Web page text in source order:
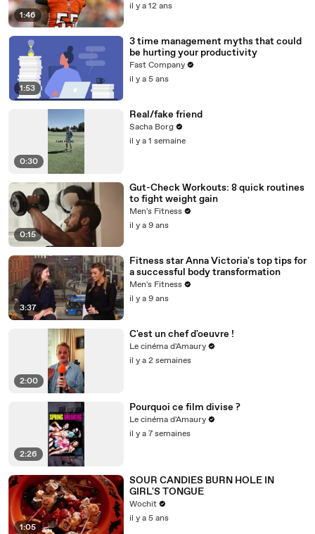
1:46
il y a 12 ans
1:53
3 time management myths that could
be hurting your productivity
Fast Company
il y a 5 ans
0:30
Real/fake friend
Sacha Borg
il y a 1 semaine
0:15
Gut-Check Workouts: 8 quick routines
to fight weight gain
Men's Fitness
il y a 9 ans
3:37
Fitness star Anna Victoria's top tips for
a successful body transformation
Men's Fitness
il y a 9 ans
2:00
C'est un chef d'oeuvre !
Le cinéma d'Amaury
il y a 2 semaines
2:26
Pourquoi ce film divise ?
Le cinéma d'Amaury
il y a 7 semaines
1:05
SOUR CANDIES BURN HOLE IN
GIRL'S TONGUE
Wochit
il y a 5 ans